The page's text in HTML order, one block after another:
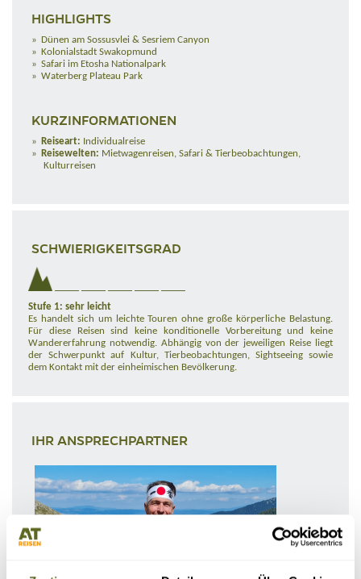
HIGHLIGHTS
Dünen am Sossusvlei & Sesriem Canyon
Kolonialstadt Swakopmund
Safari im Etosha Nationalpark
Waterberg Plateau Park
KURZINFORMATIONEN
Reiseart: Individualreise
Reisewelten: Mietwagenreisen, Safari & Tierbeobachtungen,
Kulturreisen
SCHWIERIGKEITSGRAD
Stufe 1: sehr leicht
Es handelt sich um leichte Touren ohne große körperliche Belastung.
Für diese Reisen sind keine konditionelle Vorbereitung und keine
Wandererfahrung notwendig. Abhängig von der jeweiligen Reise liegt
der Schwerpunkt auf Kultur, Tierbeobachtungen, Sightseeing sowie
dem Kontakt mit der einheimischen Bevölkerung.
IHR ANSPRECHPARTNER